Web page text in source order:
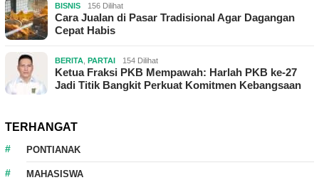
BISNIS 156 Dilihat
Cara Jualan di Pasar Tradisional Agar Dagangan
Cepat Habis
BERITA PARTAI 154 Dilihat
Ketua Fraksi PKB Mempawah: Harlah PKB ke-27
Jadi Titik Bangkit Perkuat Komitmen Kebangsaan
TERHANGAT
PONTIANAK
MAHASISWA